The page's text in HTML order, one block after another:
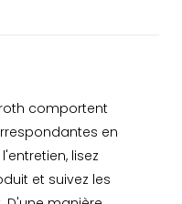
comportent
en
lisez
et suivez les